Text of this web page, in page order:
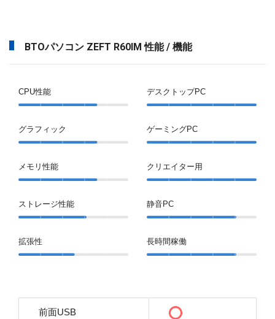
BTOパソコン ZEFT R60IM 性能 / 機能
CPU性能
グラフィック
メモリ性能
ストレージ性能
拡張性
デスクトップPC
ゲーミングPC
クリエイター用
静音PC
長時間稼働
前面USB